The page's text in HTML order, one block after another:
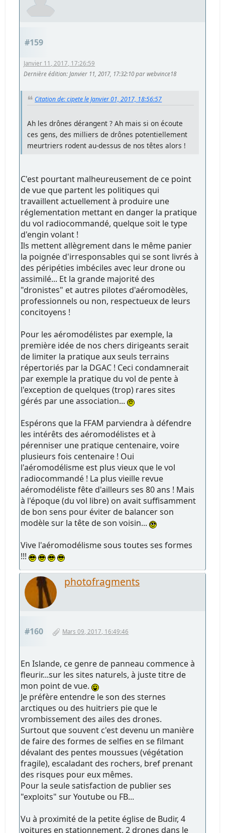
#159
Janvier 11, 2017, 17:26:59
Dernière édition: Janvier 11, 2017, 17:32:10 par webvince18
Citation de: cipete le Janvier 01, 2017, 18:56:57
Ah les drônes dérangent ? Ah mais si on écoute
ces gens, des milliers de drônes potentiellement
meurtriers rodent au-dessus de nos têtes alors !
C'est pourtant malheureusement de ce point
de vue que partent les politiques qui
travaillent actuellement à produire une
réglementation mettant en danger la pratique
du vol radiocommandé, quelque soit le type
d'engin volant !
Ils mettent allègrement dans le même panier
la poignée d'irresponsables qui se sont livrés à
des péripéties imbéciles avec leur drone ou
assimilé... Et la grande majorité des
"dronistes" et autres pilotes d'aéromodèles,
professionnels ou non, respectueux de leurs
concitoyens !
Pour les aéromodélistes par exemple, la
première idée de nos chers dirigeants serait
de limiter la pratique aux seuls terrains
répertoriés par la DGAC ! Ceci condamnerait
par exemple la pratique du vol de pente à
l'exception de quelques (trop) rares sites
gérés par une association...
Espérons que la FFAM parviendra à défendre
les intérêts des aéromodélistes et à
pérenniser une pratique centenaire, voire
plusieurs fois centenaire ! Oui
l'aéromodélisme est plus vieux que le vol
radiocommandé ! La plus vieille revue
aéromodéliste fête d'ailleurs ses 80 ans ! Mais
à l'époque (du vol libre) on avait suffisamment
de bon sens pour éviter de balancer son
modèle sur la tête de son voisin...
Vive l'aéromodélisme sous toutes ses formes
!!!
photofragments
#160 Mars 09, 2017, 16:49:46
En Islande, ce genre de panneau commence à
fleurir...sur les sites naturels, à juste titre de
mon point de vue.
Je préfère entendre le son des sternes
arctiques ou des huitriers pie que le
vrombissement des ailes des drones.
Surtout que souvent c'est devenu un manière
de faire des formes de selfies en se filmant
dévalant des pentes moussues (végétation
fragile), escaladant des rochers, bref prenant
des risques pour eux mêmes.
Pour la seule satisfaction de publier ses
"exploits" sur Youtube ou FB...
Vu à proximité de la petite église de Budir, 4
voitures en stationnement, 2 drones dans le